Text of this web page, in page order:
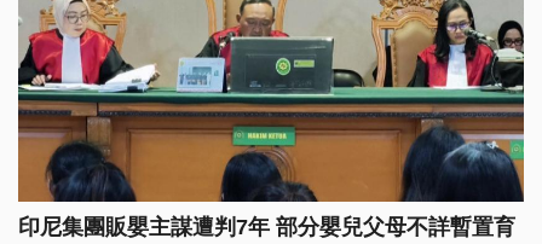
印尼集團販嬰主謀遭判7年 部分嬰兒父母不詳暫置育